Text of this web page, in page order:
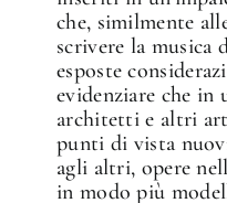
che, similmente
scrivere la musica
esposte
evidenziare che in
architetti e altri
punti di vista
agli altri, opere
in modo più